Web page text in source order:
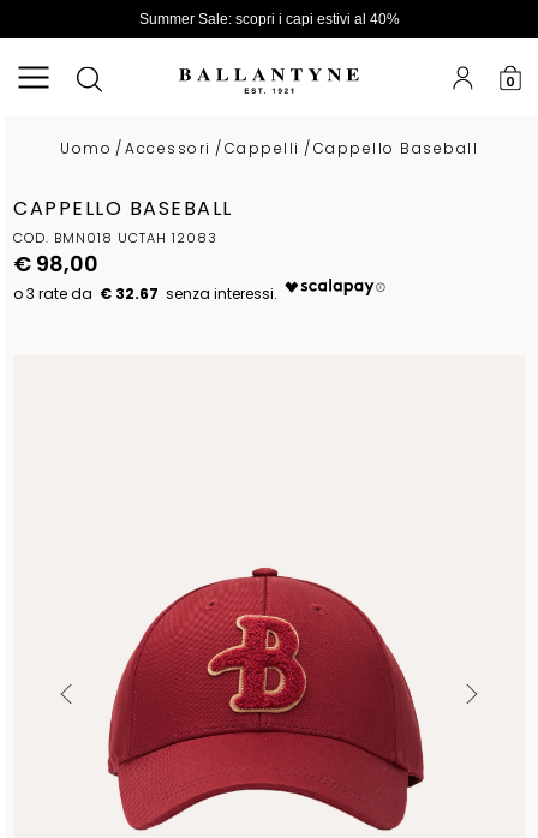
Summer Sale: scopri i capi estivi al 40%
0
Uomo /Accessori /Cappelli /Cappello Baseball
CAPPELLO BASEBALL
COD. BMN018 UCTAH 12083
€ 98,00
€ 32.67